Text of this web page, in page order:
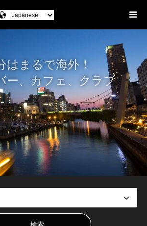
はまるで海外！
ー、カフェ、クラブ
やクラブ、異国情緒が味わえるお店を厳選。
も楽しめるお店をご紹介。日本で海外の雰囲気を